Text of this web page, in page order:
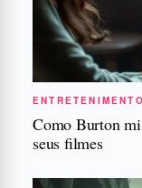
ENTRETENIMENTO
Como Burton
seus filmes